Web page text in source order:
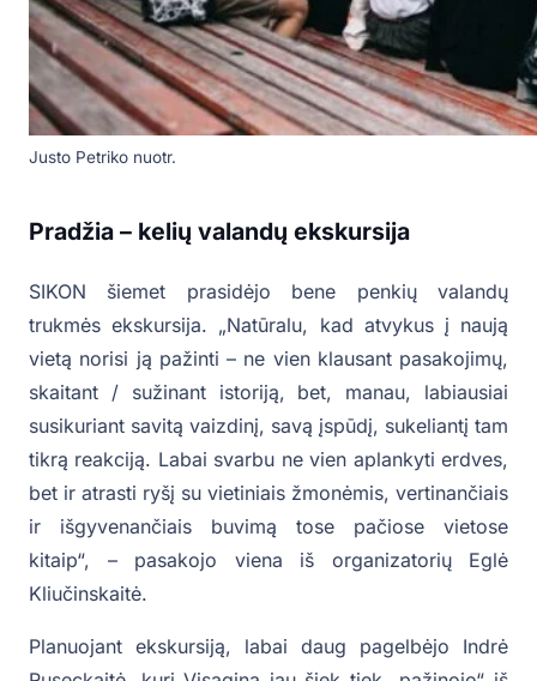
Justo Petriko nuotr.
Pradžia – kelių valandų ekskursija
SIKON šiemet prasidėjo bene penkių valandų
trukmės ekskursija. „Natūralu, kad atvykus į naują
vietą norisi ją pažinti – ne vien klausant pasakojimų,
skaitant / sužinant istoriją, bet, manau, labiausiai
susikuriant savitą vaizdinį, savą įspūdį, sukeliantį tam
tikrą reakciją. Labai svarbu ne vien aplankyti erdves,
bet ir atrasti ryšį su vietiniais žmonėmis, vertinančiais
ir išgyvenančiais buvimą tose pačiose vietose
kitaip“, – pasakojo viena iš organizatorių Eglė
Kliučinskaitė.
Planuojant ekskursiją, labai daug pagelbėjo Indrė